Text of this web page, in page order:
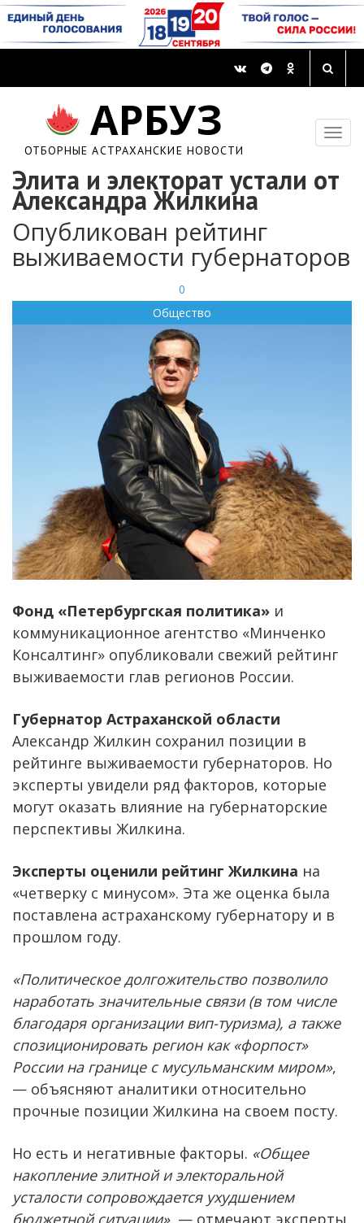
АРБУЗ
ОТБОРНЫЕ АСТРАХАНСКИЕ НОВОСТИ
Элита и электорат устали от
Александра Жилкина
Опубликован рейтинг
выживаемости губернаторов
0
Общество
Фонд «Петербургская политика» и
коммуникационное агентство «Минченко
Консалтинг» опубликовали свежий рейтинг
выживаемости глав регионов России.
Губернатор Астраханской области
Александр Жилкин сохранил позиции в
рейтинге выживаемости губернаторов. Но
эксперты увидели ряд факторов, которые
могут оказать влияние на губернаторские
перспективы Жилкина.
Эксперты оценили рейтинг Жилкина на
«четверку с минусом». Эта же оценка была
поставлена астраханскому губернатору и в
прошлом году.
«Политическое долгожительство позволило
наработать значительные связи (в том числе
благодаря организации вип-туризма), а также
спозиционировать регион как «форпост»
России на границе с мусульманским миром»,
— объясняют аналитики относительно
прочные позиции Жилкина на своем посту.
Но есть и негативные факторы. «Общее
накопление элитной и электоральной
усталости сопровождается ухудшением
бюджетной ситуации», — отмечают эксперты.